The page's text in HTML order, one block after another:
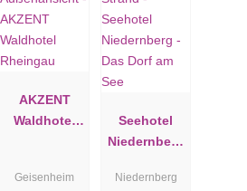
AKZENT
Waldhotel
Geisenheim
Seehotel
Niedernberg
am See
Niedernberg